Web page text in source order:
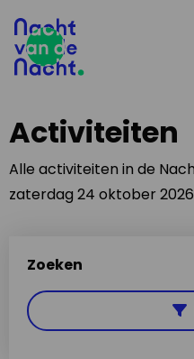
Activiteiten
Alle activiteiten in de
zaterdag 24 oktober
Zoeken